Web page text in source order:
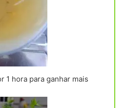
1 hora para ganhar mais